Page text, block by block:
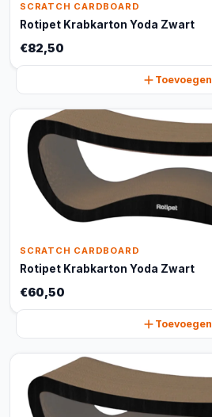
SCRATCH CARDBOARD
Rotipet Krabkarton Yoda Zwart
€82,50
Toevoegen
SCRATCH CARDBOARD
Rotipet Krabkarton Yoda Zwart
€60,50
Toevoegen